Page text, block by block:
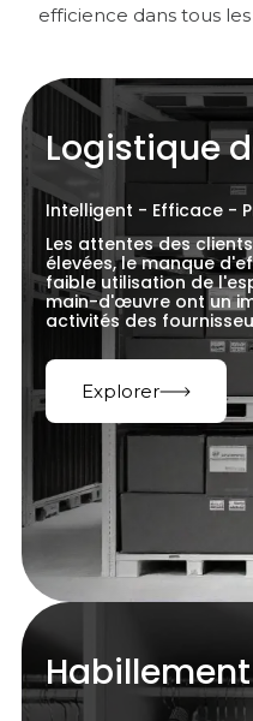
efficience dans tous
Logistique
Intelligent - Efficace -
Les attentes des
élevées, le manque
faible utilisation de
main-d'œuvre ont un
activités des
Explorer